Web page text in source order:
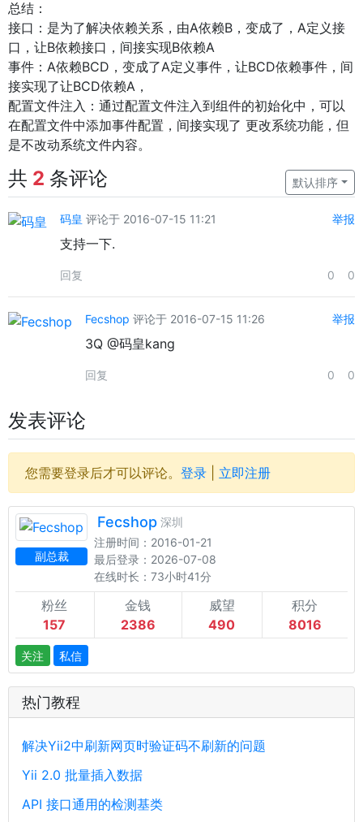
总结：
接口：是为了解决依赖关系，由A依赖B，变成了，A定义接
口，让B依赖接口，间接实现B依赖A
事件：A依赖BCD，变成了A定义事件，让BCD依赖事件，间
接实现了让BCD依赖A，
配置文件注入：通过配置文件注入到组件的初始化中，可以
在配置文件中添加事件配置，间接实现了 更改系统功能，但
是不改动系统文件内容。
共 2 条评论 默认排序
码皇 评论于 2016-07-15 11:21 举报
支持一下.
回复 0 0
Fecshop 评论于 2016-07-15 11:26 举报
3Q @码皇kang
回复 0 0
发表评论
您需要登录后才可以评论。 登录 立即注册
副总裁
Fecshop 深圳
注册时间：2016-01-21
最后登录：2026-07-08
在线时长：73小时41分
粉丝
157
金钱
2386
威望
490
积分
8016
关注 私信
热门教程
解决Yii2中刷新网页时验证码不刷新的问题
Yii 2.0 批量插入数据
API 接口通用的检测基类